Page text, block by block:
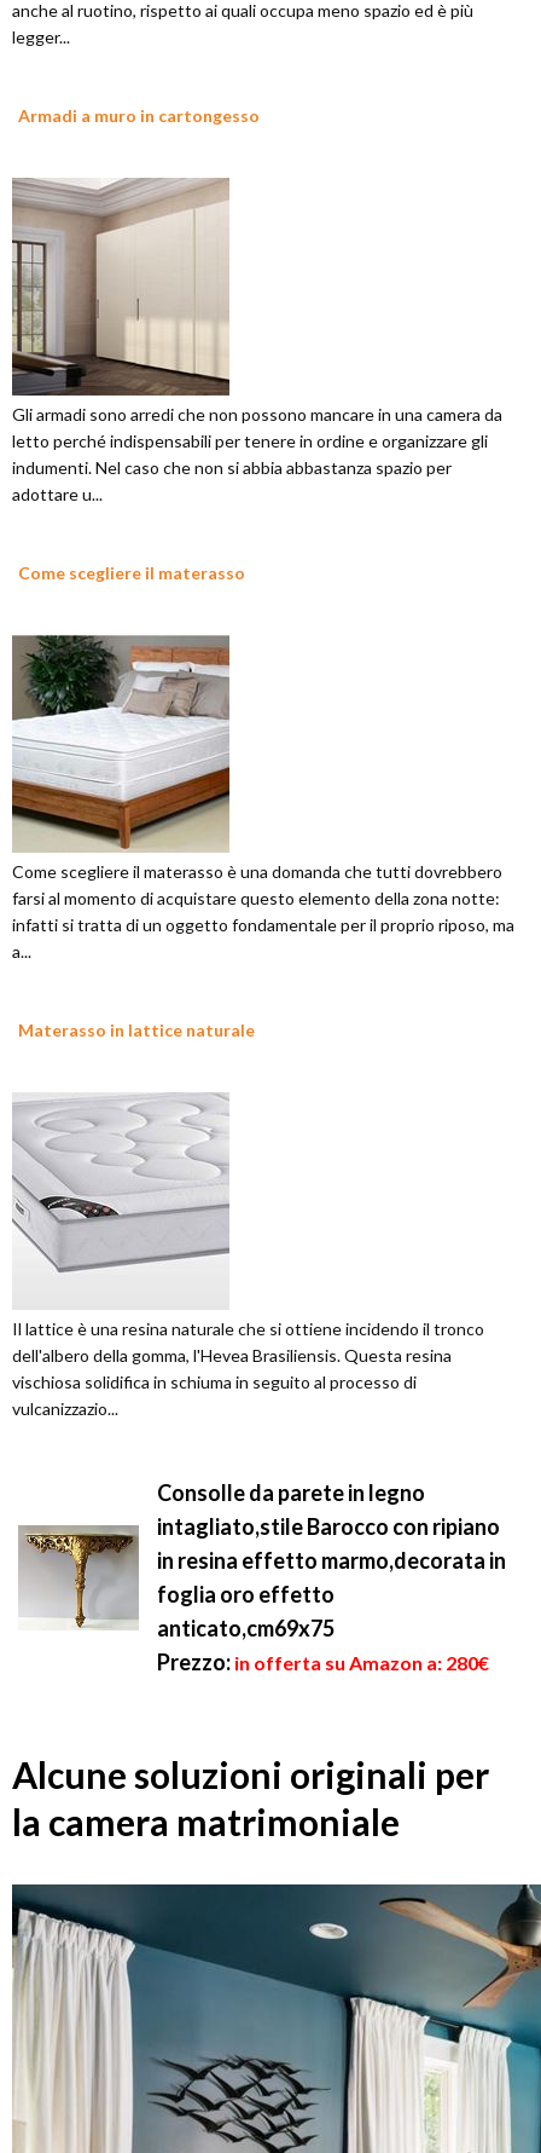
anche al ruotino, rispetto ai quali occupa meno spazio ed è più
legger...
Armadi a muro in cartongesso
Gli armadi sono arredi che non possono mancare in una camera da
letto perché indispensabili per tenere in ordine e organizzare gli
indumenti. Nel caso che non si abbia abbastanza spazio per
adottare u...
Come scegliere il materasso
Come scegliere il materasso è una domanda che tutti dovrebbero
farsi al momento di acquistare questo elemento della zona notte:
infatti si tratta di un oggetto fondamentale per il proprio riposo, ma
a...
Materasso in lattice naturale
Il lattice è una resina naturale che si ottiene incidendo il tronco
dell'albero della gomma, l'Hevea Brasiliensis. Questa resina
vischiosa solidifica in schiuma in seguito al processo di
vulcanizzazio...
Consolle da parete in legno
intagliato,stile Barocco con ripiano
in resina effetto marmo,decorata in
foglia oro effetto
anticato,cm69x75
Prezzo: in offerta su Amazon a: 280€
Alcune soluzioni originali per
la camera matrimoniale